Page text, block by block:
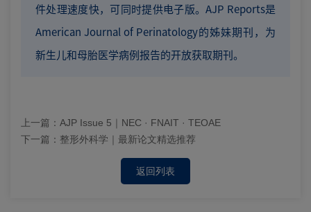
件处理速度快，可同时提供电子版。AJP Reports是
American Journal of Perinatology的姊妹期刊，为
新生儿和母胎医学病例报告的开放获取期刊。
上一篇： AJP Issue 5｜NEC · FNAIT · TEOAE
下一篇： 整形外科学｜最新论文精选推荐
返回列表